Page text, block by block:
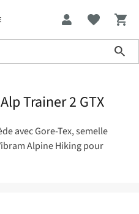
Trainer 2 GTX
avec Gore-Tex, semelle
Alpine Hiking pour